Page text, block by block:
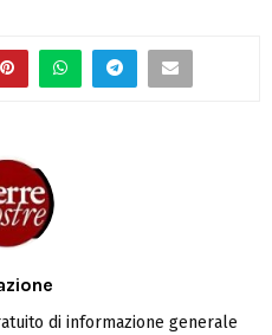
di informazione generale